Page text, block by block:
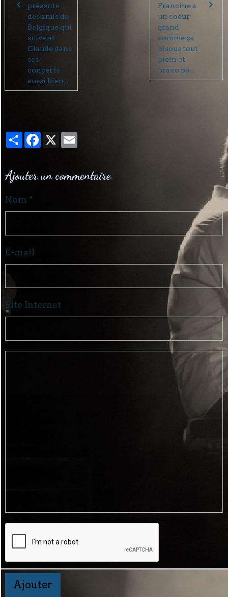
présente
des amis de
Belgique qui
suivent
Claude dans
ses
concerts
aussi bien...
Francine a
un coeur
grand
comme ça
bisous tout
plein et
bravo po...
PartagerFacebook
X
Ajouter un commentaire
Nom
E-mail
Site Internet
Ajouter